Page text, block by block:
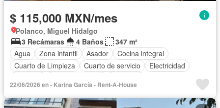
$ 115,000 MXN/mes
Polanco, Miguel Hidalgo
3 Recámaras
4 Baños
347 m²
Agua
Zona infantil Asador
Cocina integral
Cuarto de Limpieza
Cuarto de servicio
Electricidad
Recámara con closet
Azotea Seguridad
Vista panorámica
Sin amueblar
22/06/2026 en - Karina García - Rent-A-House